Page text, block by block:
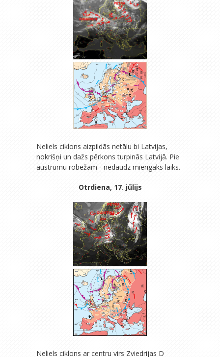
Neliels ciklons aizpildās netālu bi Latvijas,
nokrišņi un dažs pērkons turpinās Latvijā. Pie
austrumu robežām - nedaudz mierīgāks laiks.
Otrdiena, 17. jūlijs
Neliels ciklons ar centru virs Zviedrijas D